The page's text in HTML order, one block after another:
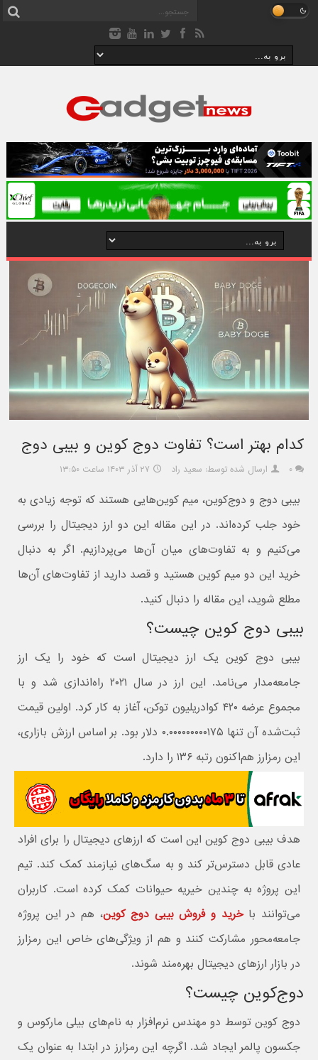
کدام بهتر است؟ تفاوت دوج کوین و بیبی دوج
۰ ارسال شده توسط: سعید راد ۲۷ آذر ۱۴۰۳ ساعت ۱۳:۵۰
بیبی دوج و دوج‌کوین، میم کوین‌هایی هستند که توجه زیادی به
خود جلب کرده‌اند. در این مقاله این دو ارز دیجیتال را بررسی
می‌کنیم و به تفاوت‌های میان آن‌ها می‌پردازیم. اگر به دنبال
خرید این دو میم کوین هستید و قصد دارید از تفاوت‌های آن‌ها
مطلع شوید، این مقاله را دنبال کنید.
بیبی دوج کوین چیست؟
بیبی دوج کوین یک ارز دیجیتال است که خود را یک ارز
جامعه‌‌مدار می‌نامد. این ارز در سال ۲۰۲۱ راه‌اندازی شد و با
مجموع عرضه ۴۲۰ کوادریلیون توکن، آغاز به کار کرد. اولین قیمت
ثبت‌شده آن تنها ۰.۰۰۰۰۰۰۰۰۰۱۷۵ دلار بود. بر اساس ارزش بازاری،
این رمزارز هم‌اکنون رتبه ۱۳۶ را دارد.
هدف بیبی دوج کوین این است که ارزهای دیجیتال را برای افراد
عادی قابل دسترس‌تر کند و به سگ‌های نیازمند کمک کند. تیم
این پروژه به چندین خیریه حیوانات کمک کرده است. کاربران
می‌توانند باخرید و فروش بیبی دوج کوین، هم در این پروژه
جامعه‌محور مشارکت کنند و هم از ویژگی‌های خاص این رمزارز
در بازار ارزهای دیجیتال بهره‌مند شوند.
دوج‌کوین چیست؟
دوج کوین توسط دو مهندس نرم‌افزار به نام‌های بیلی مارکوس و
جکسون پالمر ایجاد شد. اگرچه این رمزارز در ابتدا به عنوان یک